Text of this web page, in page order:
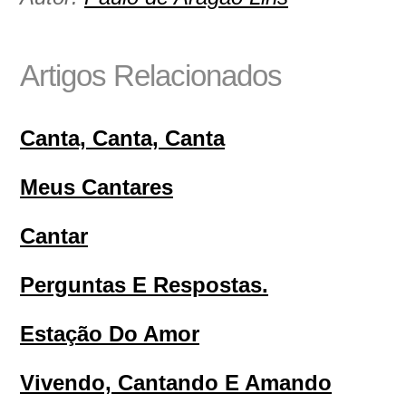
Artigos Relacionados
Canta, Canta, Canta
Meus Cantares
Cantar
Perguntas E Respostas.
Estação Do Amor
Vivendo, Cantando E Amando